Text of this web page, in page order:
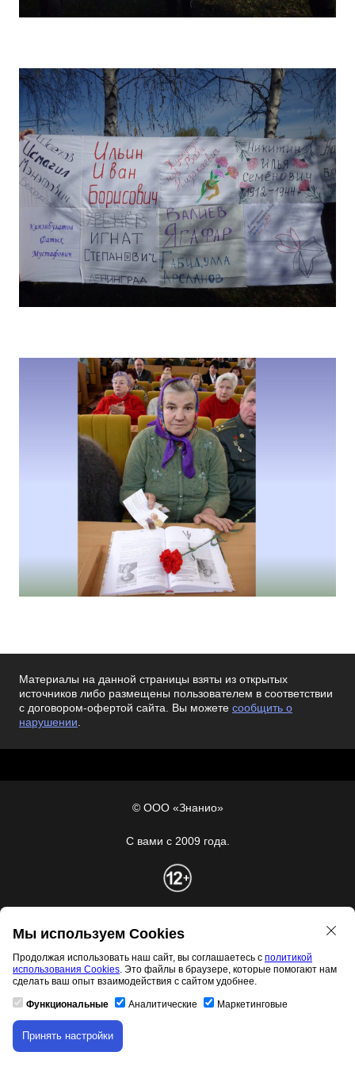
Материалы на данной страницы взяты из открытых
источников либо размещены пользователем в соответствии
с договором-офертой сайта. Вы можете сообщить о
нарушении.
Скачивание материала доступно только для
авторизованных пользователей.
© ООО «Знанио»
С вами с 2009 года.
Сведения об организации
Пользовательское
соглашение
Политика конфиденциальности
Политика персональных данных
Проверка документов
Мы используем Cookies
Продолжая использовать наш сайт, вы соглашаетесь с политикой
использования Cookies. Это файлы в браузере, которые помогают нам
сделать ваш опыт взаимодействия с сайтом удобнее.
Функциональные Аналитические Маркетинговые
Принять настройки